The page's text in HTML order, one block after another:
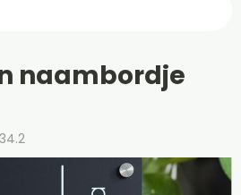
naambordje